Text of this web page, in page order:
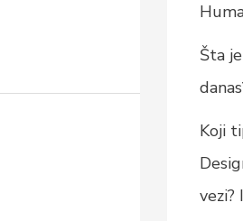
Šta
Koji
vezi?